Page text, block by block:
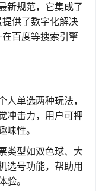
新规范，它集成了
供了数字化解决
百度等搜索引擎
人单选两种玩法，
冲击力，用户可押
性。
类型如双色球、大
选号功能，帮助用
。